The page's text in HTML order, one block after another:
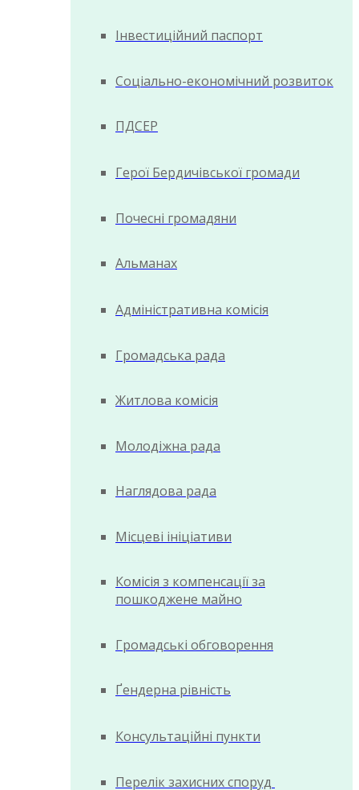
Інвестиційний паспорт
Соціально-економічний розвиток
ПДСЕР
Герої Бердичівської громади
Почесні громадяни
Альманах
Адміністративна комісія
Громадська рада
Житлова комісія
Молодіжна рада
Наглядова рада
Місцеві ініціативи
Комісія з компенсації за
пошкоджене майно
Громадські обговорення
Ґендерна рівність
Консультаційні пункти
Перелік захисних споруд